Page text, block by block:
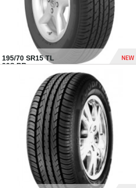
195/70 SR15 TL
92S BR...
NEW
837 Dhs